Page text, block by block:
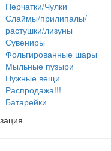
Перчатки/Чулки
Слаймы/прилипалы/
растушки/лизуны
Сувениры
Фольгированные шары
Мыльные пузыри
Нужные вещи
Распродажа!!!
Батарейки